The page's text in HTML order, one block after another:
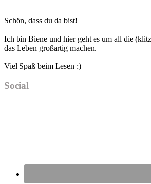
Sidebar
Schön, dass du da bist!
Ich bin Biene und hier geht es um all die
das Leben großartig machen.
Viel Spaß beim Lesen :)
Social